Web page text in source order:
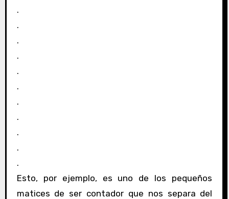
.
.
.
.
.
.
.
.
.
.
.
Esto, por ejemplo, es uno de los pequeños
matices de ser contador que nos separa del